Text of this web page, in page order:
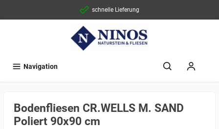
schnelle Lieferung
Navigation
Bodenfliesen CR.WELLS M. SAND
Poliert 90x90 cm